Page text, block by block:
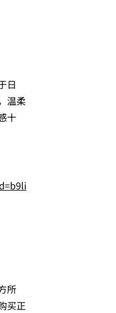
日
温柔
十
所
买正